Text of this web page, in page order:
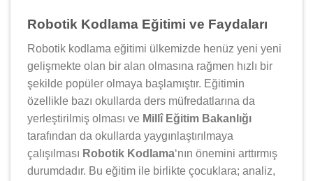
Robotik Kodlama Eğitimi ve Faydaları
Robotik kodlama eğitimi ülkemizde henüz yeni yeni
gelişmekte olan bir alan olmasına rağmen hızlı bir
şekilde popüler olmaya başlamıştır. Eğitimin
özellikle bazı okullarda ders müfredatlarına da
yerleştirilmiş olması ve Millî Eğitim Bakanlığı
tarafından da okullarda yaygınlaştırılmaya
çalışılması Robotik Kodlama‘nın önemini arttırmış
durumdadır. Bu eğitim ile birlikte çocuklara; analiz,